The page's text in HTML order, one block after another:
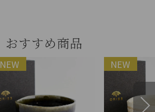
おすすめ商品
NEW NEW